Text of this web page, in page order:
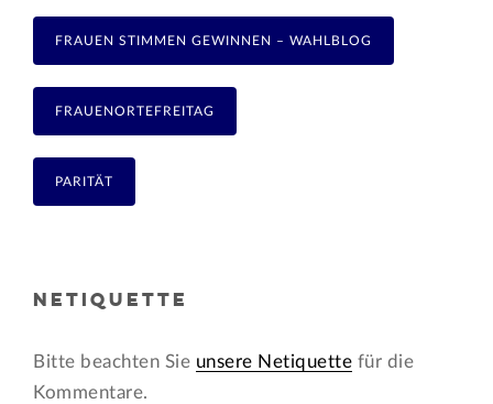
FRAUEN STIMMEN GEWINNEN – WAHLBLOG
FRAUENORTEFREITAG
PARITÄT
NETIQUETTE
Bitte beachten Sie unsere Netiquette für die
Kommentare.